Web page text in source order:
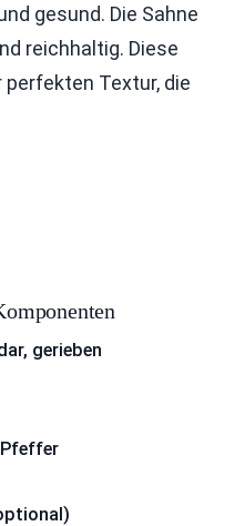
gesund. Die Sahne
reichhaltig. Diese
Textur, die
gerieben